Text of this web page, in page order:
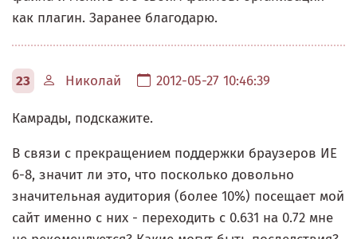
как плагин. Заранее благодарю.
23 Николай 2012-05-27 10:46:39
Камрады, подскажите.
В связи с прекращением поддержки браузеров ИЕ
6-8, значит ли это, что посколько довольно
значительная аудитория (более 10%) посещает мой
сайт именно с них - переходить с 0.631 на 0.72 мне